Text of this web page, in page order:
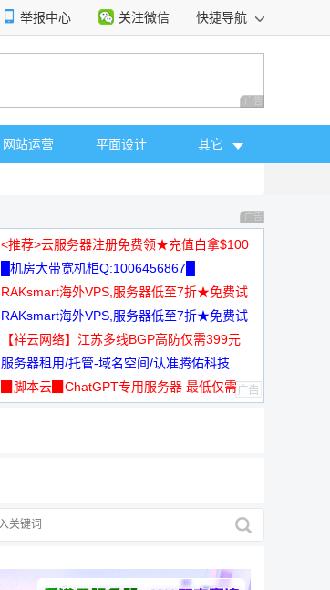
举报中心 关注微信 快捷导航
广告 商业广告，理
网站运营 平面设计 其它
广告 商业广告，理
<推荐>云服务器注册免费领★充值白拿$100
█机房大带宽机柜Q:1006456867█
RAKsmart海外VPS,服务器低至7折★免费试
用★
RAKsmart海外VPS,服务器低至7折★免费试
用★
【祥云网络】江苏多线BGP高防仅需399元
服务器租用/托管-域名空间/认准腾佑科技
▉脚本云▉ChatGPT专用服务器 最低仅需